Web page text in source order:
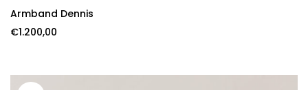
Armband Dennis
€1.200,00